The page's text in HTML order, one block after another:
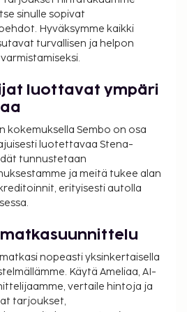
lentoasema).
kiinteä internetyhteys,
/ town car -palvelu.
ja kokoushuoneita.
(saatavilla
ilmainen valet-pysäköinti
Voit rentoutua kylpylässä,
muun muassa
ja kasvohoidot.
yksityinen ranta sekä 2
langaton internetyhteys,
(lisämaksusta). Jos
ostoksilla, voit hyödyntää
ruoista hotellin
joka on yksi
sinulle sopivat
Hyväksymme kaikki
turvallisen ja helpon
luottavat ympäri
kokemuksella Sembo on osa
luotettavaa Stena-
tunnustetaan
ja meitä tukee alan
erityisesti autolla
matkasuunnittelu
nopeasti yksinkertaisella
Käytä Ameliaa, AI-
vertaile hintoja ja
tarjoukset,